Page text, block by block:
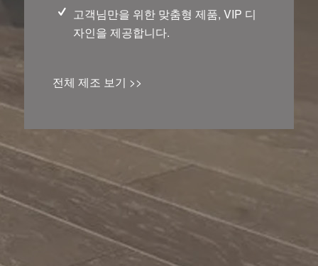
고객님만을 위한 맞춤형 제품, VIP 디
자인을 제공합니다.
전체 제조 보기 >>